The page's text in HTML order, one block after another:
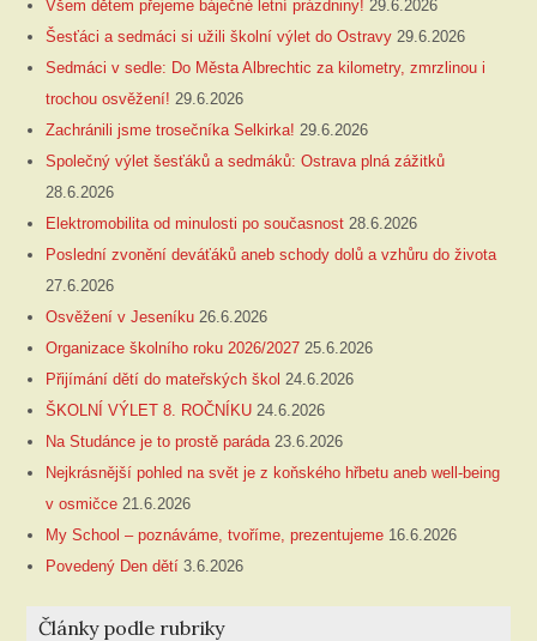
Všem dětem přejeme báječné letní prázdniny! 29.6.2026
Šesťáci a sedmáci si užili školní výlet do Ostravy 29.6.2026
Sedmáci v sedle: Do Města Albrechtic za kilometry, zmrzlinou i
trochou osvěžení! 29.6.2026
Zachránili jsme trosečníka Selkirka! 29.6.2026
Společný výlet šesťáků a sedmáků: Ostrava plná zážitků
28.6.2026
Elektromobilita od minulosti po současnost 28.6.2026
Poslední zvonění deváťáků aneb schody dolů a vzhůru do života
27.6.2026
Osvěžení v Jeseníku 26.6.2026
Organizace školního roku 2026/2027 25.6.2026
Přijímání dětí do mateřských škol 24.6.2026
ŠKOLNÍ VÝLET 8. ROČNÍKU 24.6.2026
Na Studánce je to prostě paráda 23.6.2026
Nejkrásnější pohled na svět je z koňského hřbetu aneb well-being
v osmičce 21.6.2026
My School – poznáváme, tvoříme, prezentujeme 16.6.2026
Povedený Den dětí 3.6.2026
Články podle rubriky